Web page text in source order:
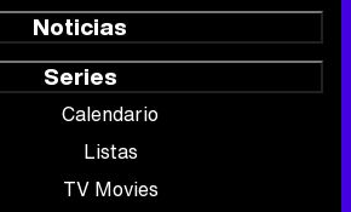
Noticias
Series
Calendario
Listas
TV Movies